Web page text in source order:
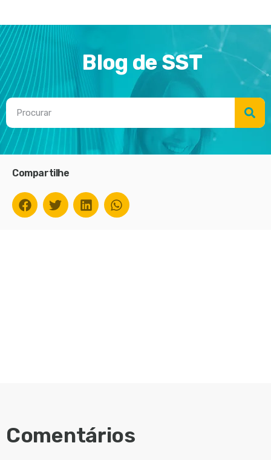
Blog de SST
Compartilhe
Comentários